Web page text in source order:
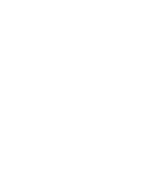
治疗，守护患者安全
工等对医护人员工作
每日两次对病区环境
肺炎防控方案》重新
重新规划，划分污染
好各种防疫物资、消
齐心协力共渡难关。